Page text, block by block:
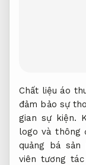
Chất liệu áo
đảm bảo sự
gian sự kiện.
logo và thông
quảng bá
viên tương